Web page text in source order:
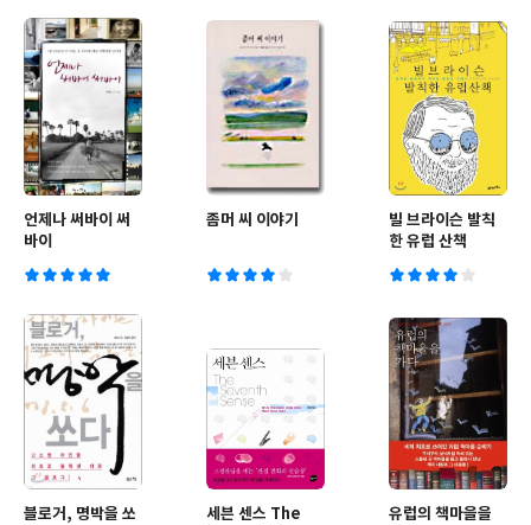
언제나 써바이 써
바이
좀머 씨 이야기
빌 브라이슨 발칙
한 유럽 산책
블로거, 명박을 쏘
세븐 센스 The
유럽의 책마을을